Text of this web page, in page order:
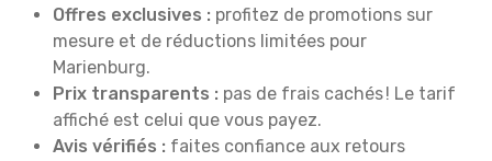
Offres exclusives : profitez de promotions sur
mesure et de réductions limitées pour
Marienburg.
Prix transparents : pas de frais cachés ! Le tarif
affiché est celui que vous payez.
Avis vérifiés : faites confiance aux retours